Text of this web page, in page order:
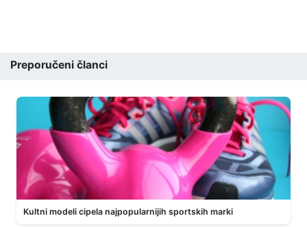
Preporučeni članci
Kultni modeli cipela najpopularnijih sportskih marki